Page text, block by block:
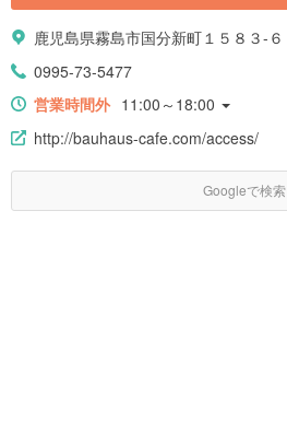
鹿児島県霧島市国分新町１５８３-６
0995-73-5477
営業時間外 11:00～18:00
http://bauhaus-cafe.com/access/
Googleで検索